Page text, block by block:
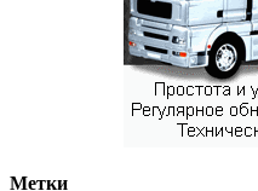
Метки